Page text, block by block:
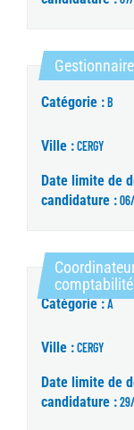
Catégorie :B
Ville :CERGY
Date limite de
candidature :
Catégorie :A
Ville :CERGY
Date limite de
candidature :